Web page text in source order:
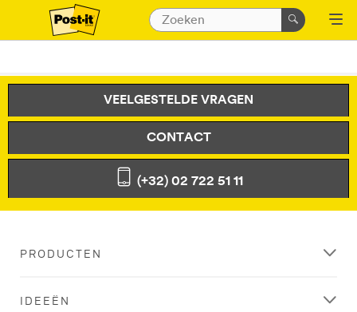
VEELGESTELDE VRAGEN
CONTACT
(+32) 02 722 51 11
PRODUCTEN
IDEEËN